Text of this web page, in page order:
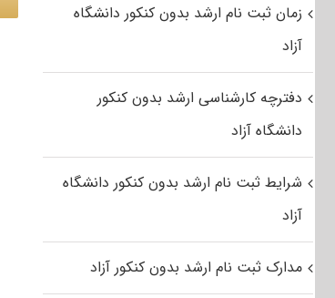
زمان ثبت نام ارشد بدون کنکور دانشگاه
آزاد
دفترچه کارشناسی ارشد بدون کنکور
دانشگاه آزاد
شرایط ثبت نام ارشد بدون کنکور دانشگاه
آزاد
مدارک ثبت نام ارشد بدون کنکور آزاد